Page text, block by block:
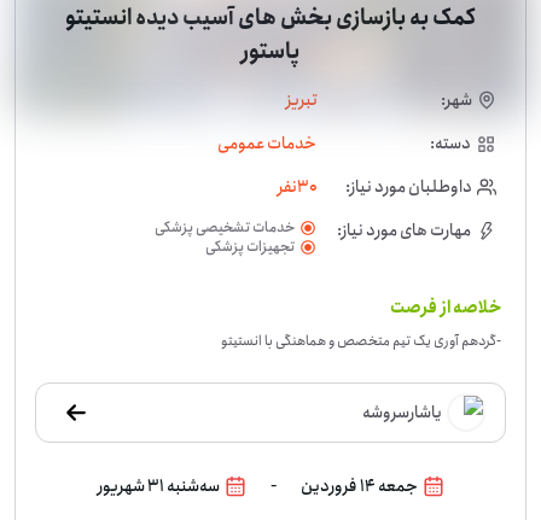
کمک به بازسازی بخش های آسیب دیده انستیتو
پاستور
شهر:
تبریز
دسته:
خدمات عمومی
داوطلبان مورد نیاز:
30نفر
مهارت های مورد نیاز:
خدمات تشخیصی پزشکی
تجهیزات پزشکی
خلاصه از فرصت
-گردهم آوری یک تیم متخصص و هماهنگی با انستیتو
یاشارسروشه
جمعه 14 فروردین - سه‌شنبه 31 شهریور